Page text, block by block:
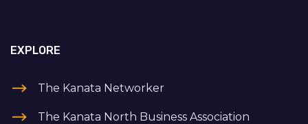
EXPLORE
The Kanata Networker
The Kanata North Business Association